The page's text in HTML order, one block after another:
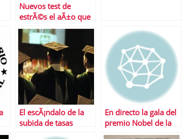
Nuevos test de
estrÃ©s el aÃ±o que
viene
El escÃ¡ndalo de la
subida de tasas
En directo la gala del
premio Nobel de la
Paz 2013